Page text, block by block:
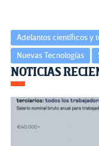
Adelantos científicos y
Nuevas Tecnologías
Navegación
de
entradas
NOTICIAS